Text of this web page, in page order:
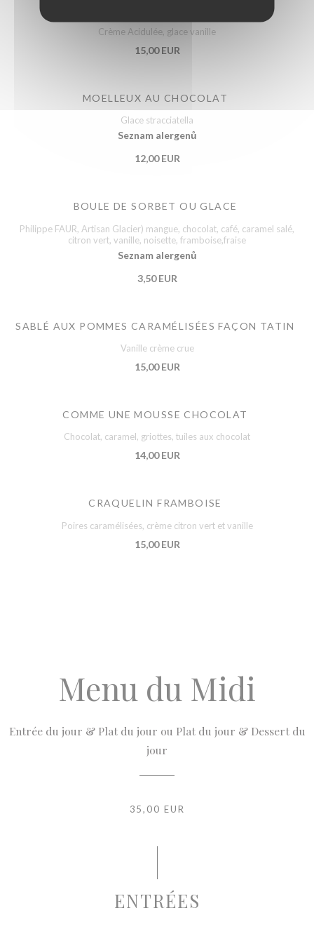
Crème Acidulée, glace vanille
15,00 EUR
MOELLEUX AU CHOCOLAT
Glace stracciatella
Seznam alergenů
12,00 EUR
BOULE DE SORBET OU GLACE
Philippe FAUR, Artisan Glacier) mangue, chocolat, café, caramel salé,
citron vert, vanille, noisette, framboise,fraise
Seznam alergenů
3,50 EUR
SABLÉ AUX POMMES CARAMÉLISÉES FAÇON TATIN
Vanille crème crue
15,00 EUR
COMME UNE MOUSSE CHOCOLAT
Chocolat, caramel, griottes, tuiles aux chocolat
14,00 EUR
CRAQUELIN FRAMBOISE
Poires caramélisées, crème citron vert et vanille
15,00 EUR
Menu du Midi
Entrée du jour & Plat du jour ou Plat du jour & Dessert du
jour
35,00 EUR
ENTRÉES